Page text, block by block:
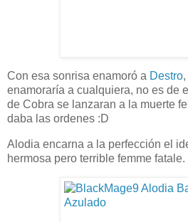
Con esa sonrisa enamoró a Destro
enamoraría a cualquiera, no es de
de Cobra se lanzaran a la muerte
daba las ordenes :D
Alodia encarna a la perfección el
hermosa pero terrible femme fatale.